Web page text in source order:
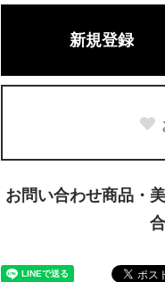
新規登録
お問い合わせ商品・